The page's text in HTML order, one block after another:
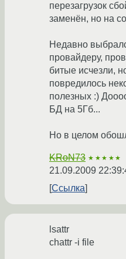
перезагрузок
заменён, но на
Недавно
провайдеру,
битые исчезли,
повредилось
полезных :)
БД на 5Гб...
Но в целом
KRoN73 ★★★★★
21.09.2009
Ссылка
lsattr
chattr -i file